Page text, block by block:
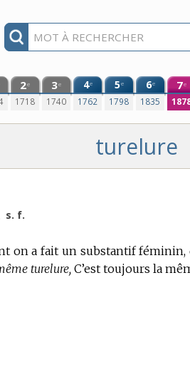
2e
1718
3e
1740
4e
1762
5e
1798
6e
1835
7e
turelure
s. f.
on a fait un substantif féminin,
turelure, C’est toujours la